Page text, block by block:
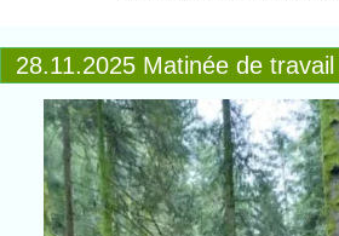
Environnement
Activités▼
Albums Photos
Adhésion/Avantages▼
28.11.2025 Matinée de